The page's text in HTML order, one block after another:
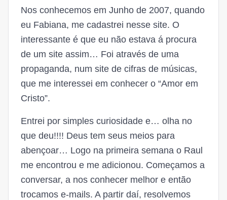
Nos conhecemos em Junho de 2007, quando
eu Fabiana, me cadastrei nesse site. O
interessante é que eu não estava á procura
de um site assim… Foi através de uma
propaganda, num site de cifras de músicas,
que me interessei em conhecer o “Amor em
Cristo”.
Entrei por simples curiosidade e… olha no
que deu!!!! Deus tem seus meios para
abençoar… Logo na primeira semana o Raul
me encontrou e me adicionou. Começamos a
conversar, a nos conhecer melhor e então
trocamos e-mails. A partir daí, resolvemos